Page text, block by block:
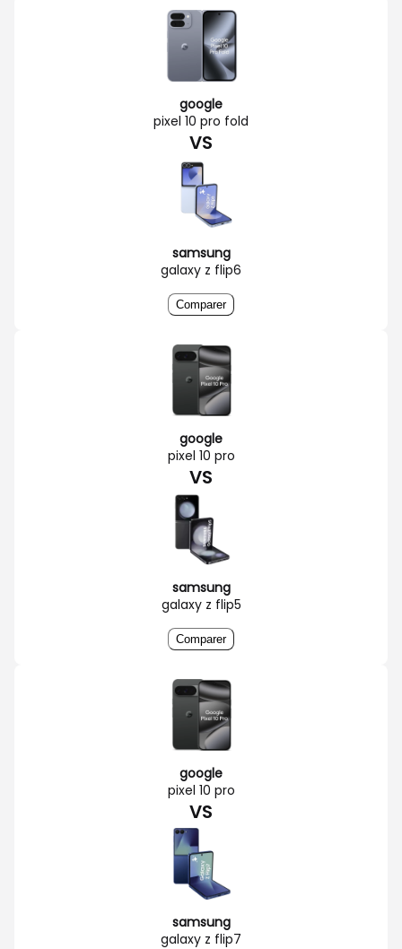
google
pixel 10 pro fold
VS
samsung
galaxy z flip6
Comparer
google
pixel 10 pro
VS
samsung
galaxy z flip5
Comparer
google
pixel 10 pro
VS
samsung
galaxy z flip7